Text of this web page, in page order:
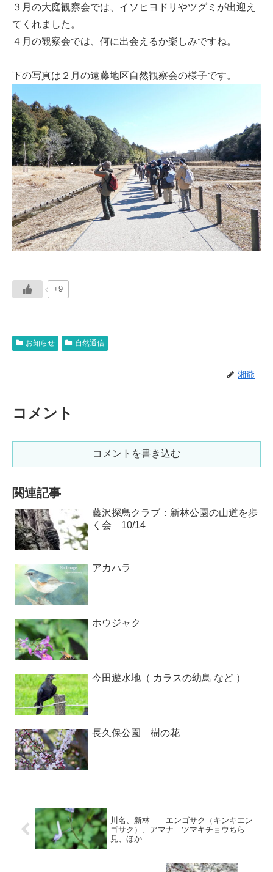
３月の大庭観察会では、イソヒヨドリやツグミが出迎え
てくれました。
４月の観察会では、何に出会えるか楽しみですね。
下の写真は２月の遠藤地区自然観察会の様子です。
+9
お知らせ 自然通信
湘爺
コメント
コメントを書き込む
関連記事
藤沢探鳥クラブ：新林公園の山道を歩
く会 10/14
アカハラ
ホウジャク
今田遊水地（ カラスの幼鳥 など ）
長久保公園 樹の花
川名、新林 エンゴサク（キンキエン
ゴサク）、アマナ ツマキチョウちら
見、ほか